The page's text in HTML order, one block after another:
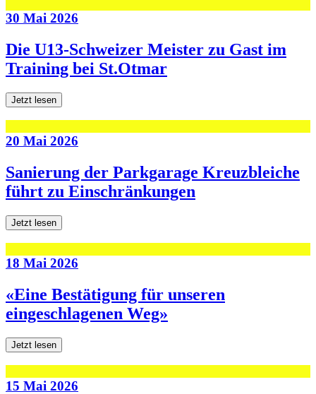
30 Mai 2026
Die U13-Schweizer Meister zu Gast im
Training bei St.Otmar
Jetzt lesen
20 Mai 2026
Sanierung der Parkgarage Kreuzbleiche
führt zu Einschränkungen
Jetzt lesen
18 Mai 2026
«Eine Bestätigung für unseren
eingeschlagenen Weg»
Jetzt lesen
15 Mai 2026